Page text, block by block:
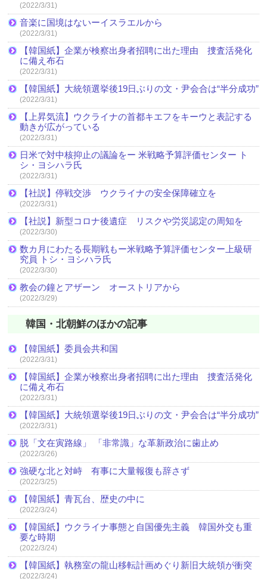
(2022/3/31)
音楽に国境はないーイスラエルから
(2022/3/31)
【韓国紙】企業が検察出身者招聘に出た理由 捜査活発化
に備え布石
(2022/3/31)
【韓国紙】大統領選挙後19日ぶりの文・尹会合は“半分成功”
(2022/3/31)
【上昇気流】ウクライナの首都キエフをキーウと表記する
動きが広がっている
(2022/3/31)
日米で対中核抑止の議論をー 米戦略予算評価センター ト
シ・ヨシハラ氏
(2022/3/31)
【社説】停戦交渉 ウクライナの安全保障確立を
(2022/3/31)
【社説】新型コロナ後遺症 リスクや労災認定の周知を
(2022/3/30)
数カ月にわたる長期戦もー米戦略予算評価センター上級研
究員 トシ・ヨシハラ氏
(2022/3/30)
教会の鐘とアザーン オーストリアから
(2022/3/29)
韓国・北朝鮮のほかの記事
【韓国紙】委員会共和国
(2022/3/31)
【韓国紙】企業が検察出身者招聘に出た理由 捜査活発化
に備え布石
(2022/3/31)
【韓国紙】大統領選挙後19日ぶりの文・尹会合は“半分成功”
(2022/3/31)
脱「文在寅路線」 「非常識」な革新政治に歯止め
(2022/3/26)
強硬な北と対峙 有事に大量報復も辞さず
(2022/3/25)
【韓国紙】青瓦台、歴史の中に
(2022/3/24)
【韓国紙】ウクライナ事態と自国優先主義 韓国外交も重
要な時期
(2022/3/24)
【韓国紙】執務室の龍山移転計画めぐり新旧大統領が衝突
(2022/3/24)